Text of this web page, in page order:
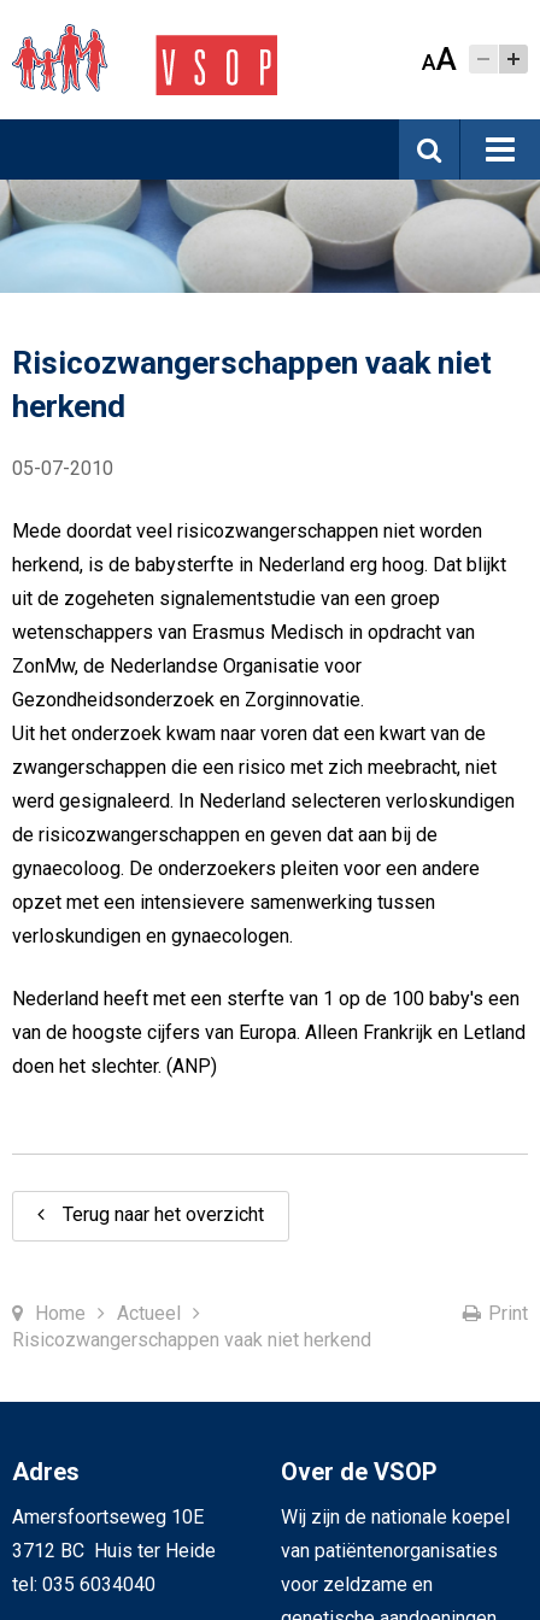
AA
Risicozwangerschappen vaak niet
herkend
05-07-2010
Mede doordat veel risicozwangerschappen niet worden
herkend, is de babysterfte in Nederland erg hoog. Dat blijkt
uit de zogeheten signalementstudie van een groep
wetenschappers van Erasmus Medisch in opdracht van
ZonMw, de Nederlandse Organisatie voor
Gezondheidsonderzoek en Zorginnovatie.
Uit het onderzoek kwam naar voren dat een kwart van de
zwangerschappen die een risico met zich meebracht, niet
werd gesignaleerd. In Nederland selecteren verloskundigen
de risicozwangerschappen en geven dat aan bij de
gynaecoloog. De onderzoekers pleiten voor een andere
opzet met een intensievere samenwerking tussen
verloskundigen en gynaecologen.
Nederland heeft met een sterfte van 1 op de 100 baby's een
van de hoogste cijfers van Europa. Alleen Frankrijk en Letland
doen het slechter. (ANP)
Terug naar het overzicht
Home
Actueel
Risicozwangerschappen vaak niet herkend
Print
Adres
Amersfoortseweg 10E
3712 BC Huis ter Heide
tel: 035 6034040
Over de VSOP
Wij zijn de nationale koepel
van patiëntenorganisaties
voor zeldzame en